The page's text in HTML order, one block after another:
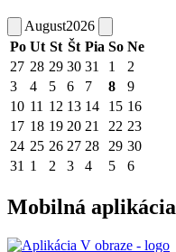
August2026
Po Ut St Št Pia So Ne
27 28 29 30 31 1
2
3
4 5 6 7 8
9
10 11 12 13 14 15 16
17 18 19 20 21 22 23
24 25 26 27 28 29 30
31 1 2 3 4 5 6
Mobilná aplikácia